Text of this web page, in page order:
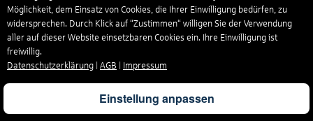
Möglichkeit, dem Einsatz von Cookies, die Ihrer Einwilligung bedürfen, zu
widersprechen. Durch Klick auf “Zustimmen“ willigen Sie der Verwendung
aller auf dieser Website einsetzbaren Cookies ein. Ihre Einwilligung ist
freiwillig.
Datenschutzerklärung
AGB Impressum
Einstellung anpassen